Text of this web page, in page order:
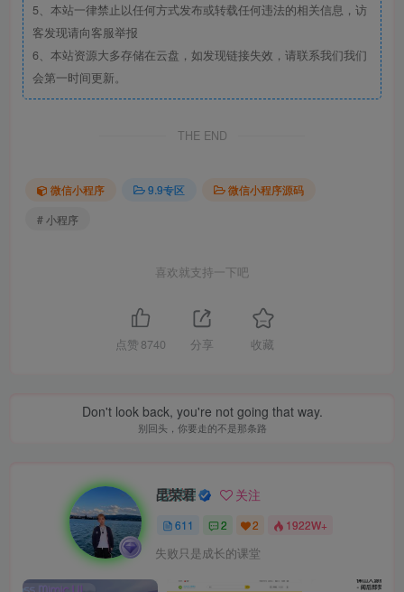
5、本站一律禁止以任何方式发布或转载任何违法的相关信息，访
客发现请向客服举报
6、本站资源大多存储在云盘，如发现链接失效，请联系我们我们
会第一时间更新。
THE END
微信小程序 9.9专区
微信小程序源码
# 小程序
喜欢就支持一下吧
点赞 8740 分享 收藏
Don't look back, you're not going that way.
别回头，你要走的不是那条路
昆荣君 关注
611 2 2 1922W+
失败只是成长的课堂